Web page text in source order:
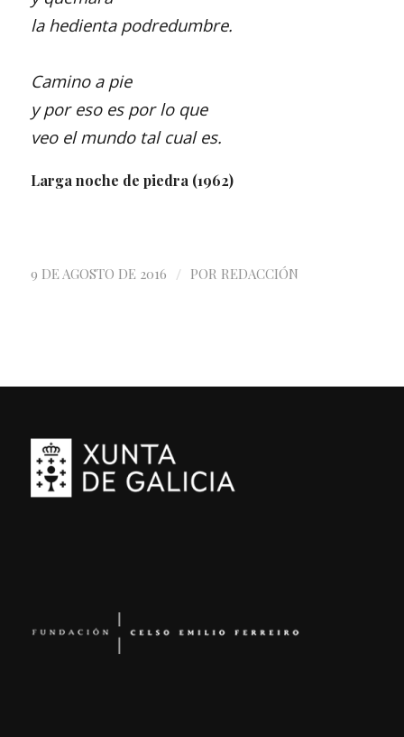
la hedienta podredumbre.
Camino a pie
y por eso es por lo que
veo el mundo tal cual es.
Larga noche de piedra (1962)
9 DE AGOSTO DE 2016 / POR REDACCIÓN